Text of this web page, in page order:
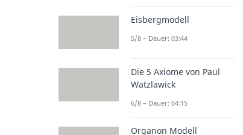
Eisbergmodell
5/8 – Dauer: 03:44
Die 5 Axiome von Paul
Watzlawick
6/8 – Dauer: 04:15
Organon Modell